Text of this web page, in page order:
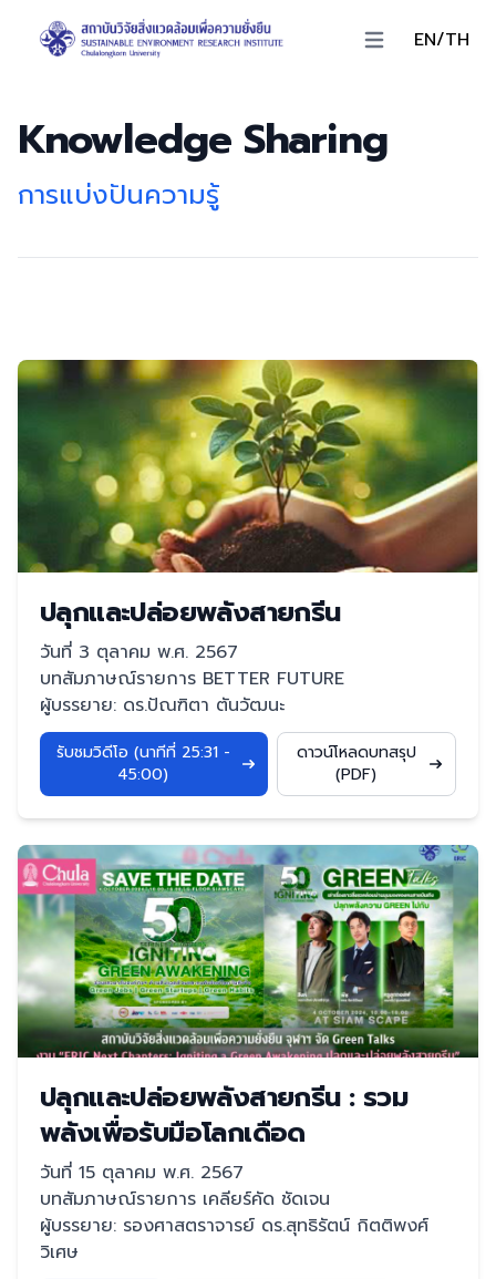
Open main menu
EN/TH
Knowledge Sharing
การแบ่งปันความรู้
ปลุกและปล่อยพลังสายกรีน
วันที่ 3 ตุลาคม พ.ศ. 2567
บทสัมภาษณ์รายการ BETTER FUTURE
ผู้บรรยาย: ดร.ปัณฑิตา ตันวัฒนะ
รับชมวิดีโอ (นาทีที่ 25:31 -
45:00)
ดาวน์โหลดบทสรุป
(PDF)
ปลุกและปล่อยพลังสายกรีน : รวม
พลังเพื่อรับมือโลกเดือด
วันที่ 15 ตุลาคม พ.ศ. 2567
บทสัมภาษณ์รายการ เคลียร์คัด ชัดเจน
ผู้บรรยาย: รองศาสตราจารย์ ดร.สุทธิรัตน์ กิตติพงศ์
วิเศษ